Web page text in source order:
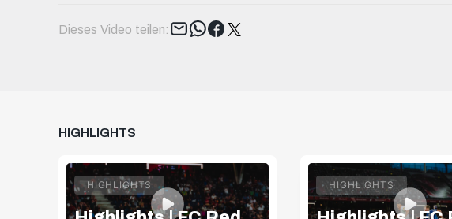
Dieses Video teilen: Tweet
HIGHLIGHTS
HIGHLIGHTS HIGHLIGHTS